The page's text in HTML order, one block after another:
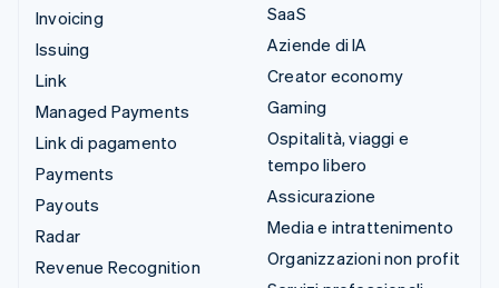
Invoicing
Issuing
Link
Managed Payments
Link di pagamento
Payments
Payouts
Radar
Revenue Recognition
SaaS
Aziende di IA
Creator economy
Gaming
Ospitalità, viaggi e
tempo libero
Assicurazione
Media e intrattenimento
Organizzazioni non profit